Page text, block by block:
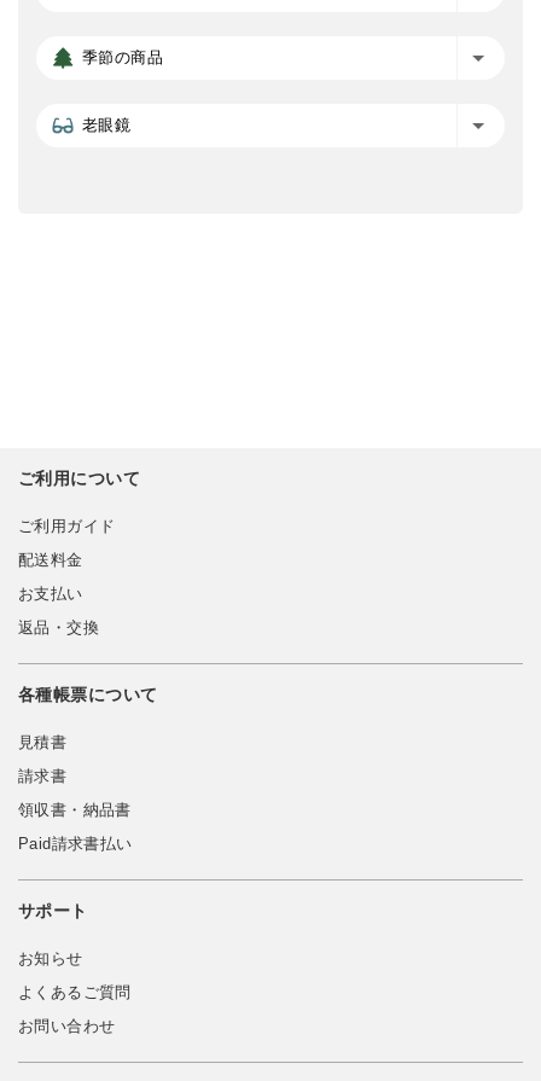
季節の商品
老眼鏡
ご利用について
ご利用ガイド
配送料金
お支払い
返品・交換
各種帳票について
見積書
請求書
領収書・納品書
Paid請求書払い
サポート
お知らせ
よくあるご質問
お問い合わせ